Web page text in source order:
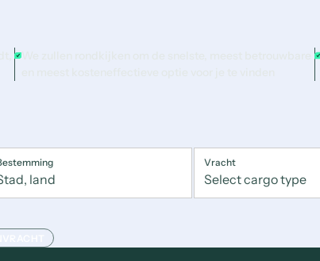
We zullen rondkijken om de snelste, meest betrouwbare
Vracht